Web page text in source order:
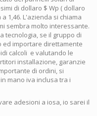
di dollaro $ Wp ( dollaro
1,46. L'azienda si chiama
sembra molto interessante.
tecnologia, se il gruppo di
ed importare direttamente
calcoli e valutando le
installazione, garanzie
di ordini, si
mano iva inclusa tra i
adesioni a iosa, io sarei il